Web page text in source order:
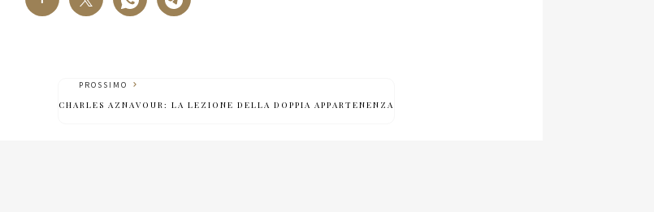
PROSSIMO
CHARLES AZNAVOUR: LA LEZIONE DELLA DOPPIA APPARTENENZA